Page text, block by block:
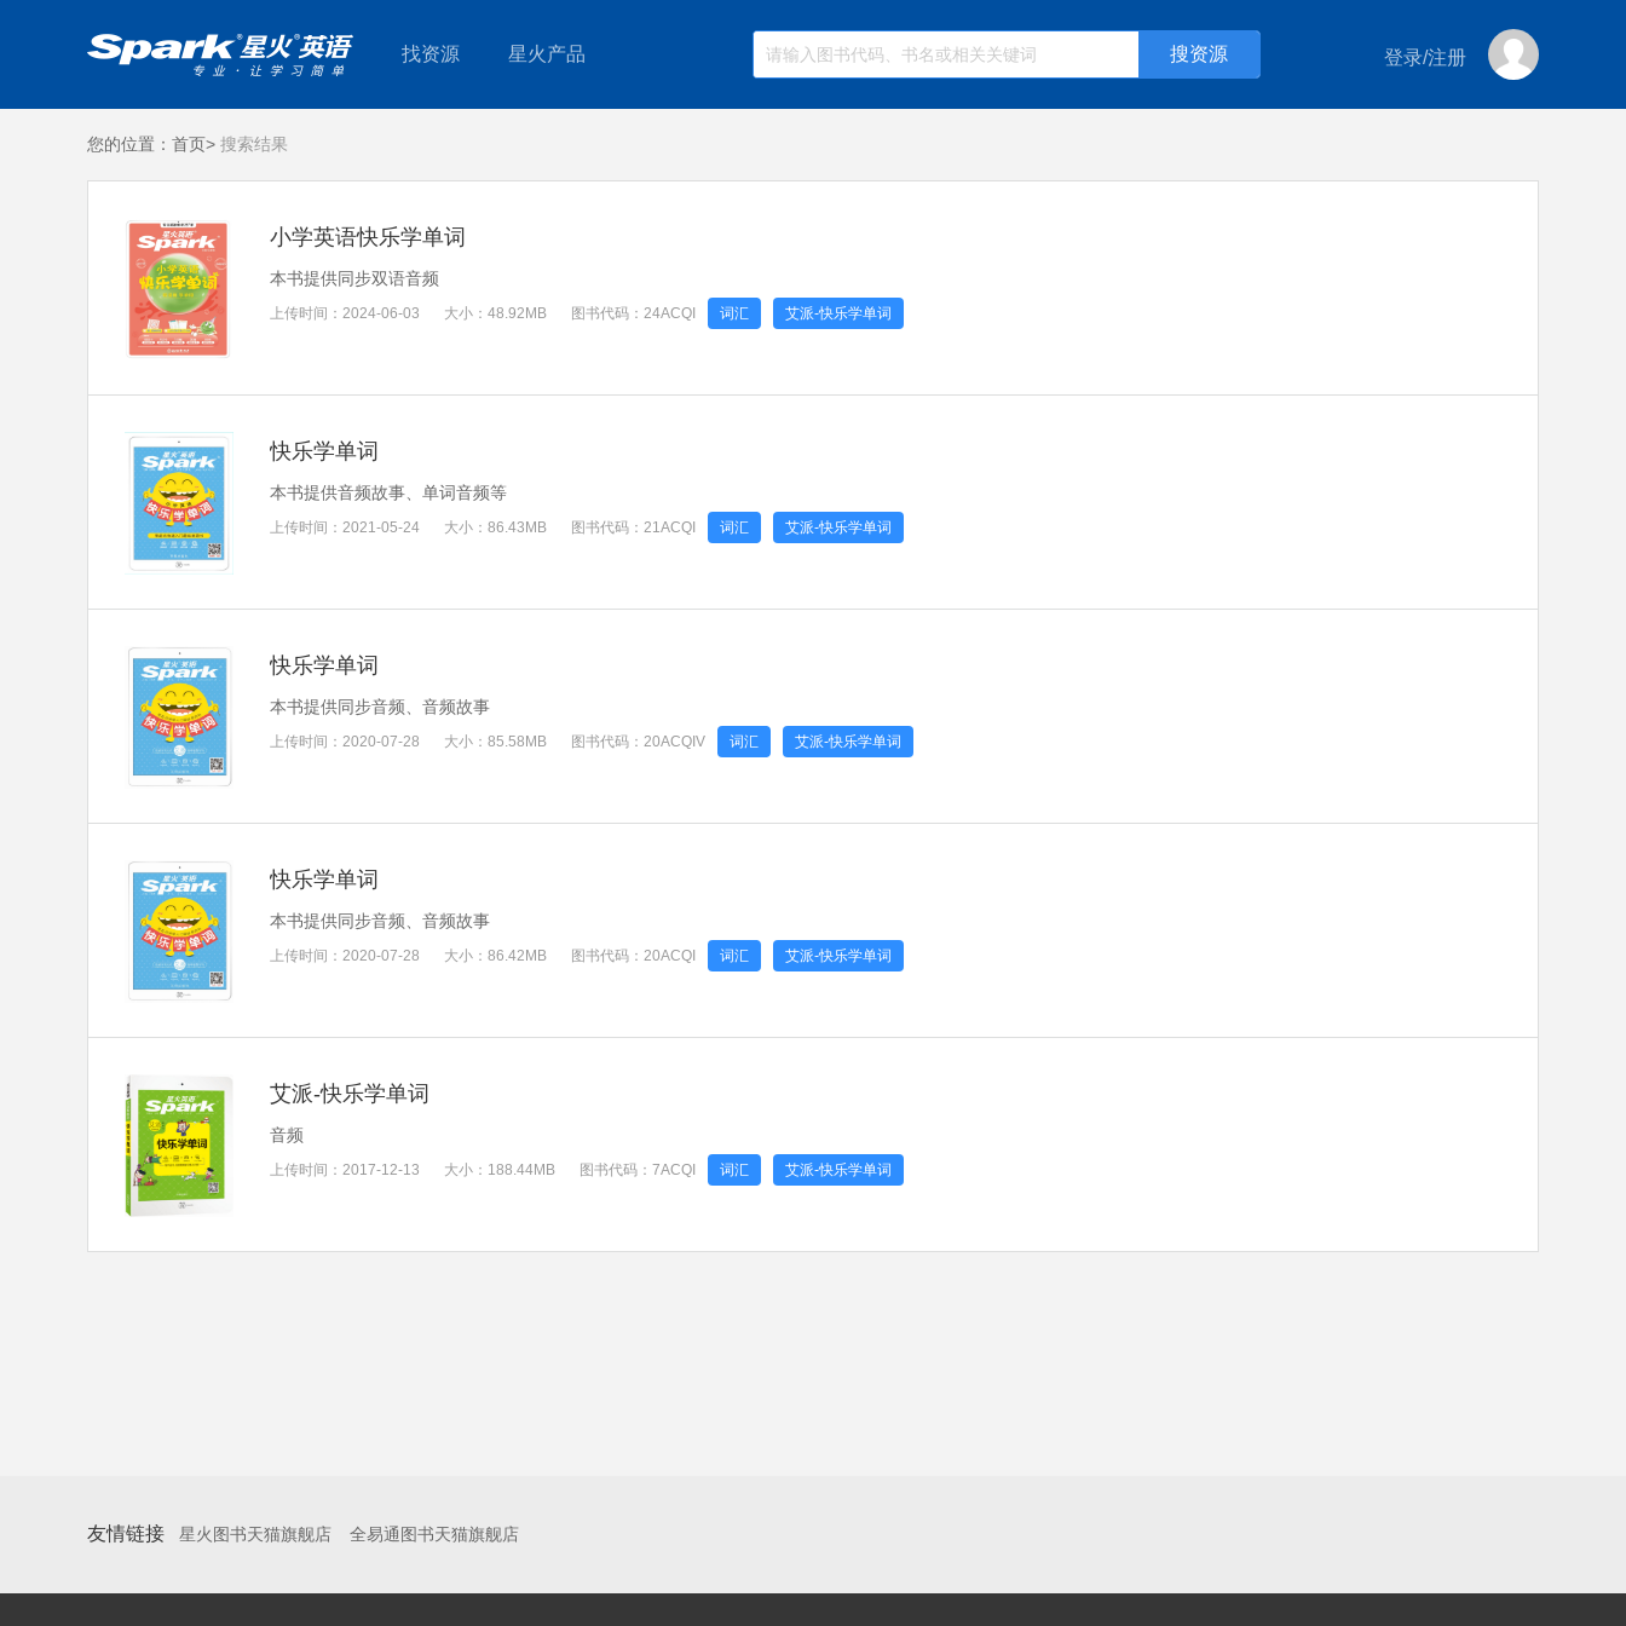
找资源 星火产品 登录/注册
您的位置： 首页> 搜索结果
小学英语快乐学单词
本书提供同步双语音频
上传时间： 2024-06-03 大小： 48.92MB 图书代码： 24ACQI 词汇 艾派-快乐学单词
快乐学单词
本书提供音频故事、单词音频等
上传时间： 2021-05-24 大小： 86.43MB 图书代码： 21ACQI 词汇 艾派-快乐学单词
快乐学单词
本书提供同步音频、音频故事
上传时间： 2020-07-28 大小： 85.58MB 图书代码： 20ACQIV 词汇 艾派-快乐学单词
快乐学单词
本书提供同步音频、音频故事
上传时间： 2020-07-28 大小： 86.42MB 图书代码： 20ACQI 词汇 艾派-快乐学单词
艾派-快乐学单词
音频
上传时间： 2017-12-13 大小： 188.44MB 图书代码： 7ACQI 词汇 艾派-快乐学单词
友情链接 星火图书天猫旗舰店 全易通图书天猫旗舰店